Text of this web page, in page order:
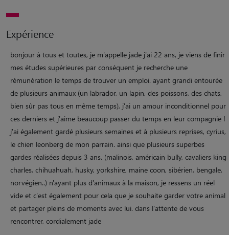
Expérience
bonjour à tous et toutes, je m'appelle jade j'ai 22 ans, je viens de finir
mes études supérieures par conséquent je recherche une
rémunération le temps de trouver un emploi. ayant grandi entourée
de plusieurs animaux (un labrador, un lapin, des poissons, des chats,
bien sûr pas tous en même temps), j'ai un amour inconditionnel pour
ces derniers et j'aime beaucoup passer du temps en leur compagnie !
j'ai également gardé plusieurs semaines et à plusieurs reprises, cyrius,
le chien leonberg de mon parrain. ainsi que plusieurs superbes
gardes réalisées depuis 3 ans. (malinois, américain bully, cavaliers king
charles, chihuahuah, husky, yorkshire, maine coon, sibérien, bengale,
norvégien..) n'ayant plus d'animaux à la maison, je ressens un réel
vide et c'est également pour cela que je souhaite garder votre animal
et partager pleins de moments avec lui. dans l'attente de vous
rencontrer, cordialement jade